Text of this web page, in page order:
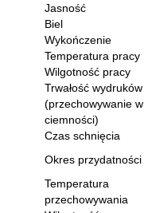
Jasność
Biel
Wykończenie
Temperatura pracy
Wilgotność pracy
Trwałość wydruków
(przechowywanie w
ciemności)
Czas schnięcia
Okres przydatności
Temperatura
przechowywania